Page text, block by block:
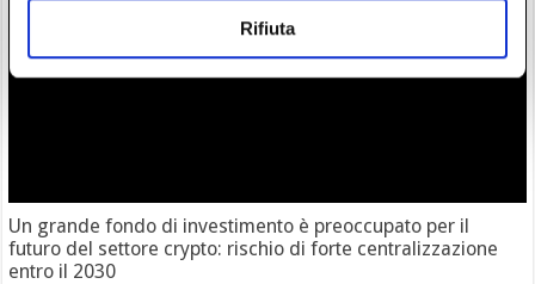
Rifiuta
Un grande fondo di investimento è preoccupato per il
futuro del settore crypto: rischio di forte centralizzazione
entro il 2030